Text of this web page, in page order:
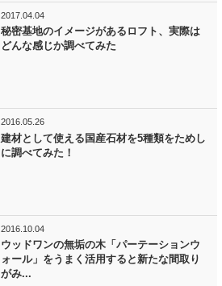
2017.04.04
秘密基地のイメージがあるロフト、実際は
どんな感じか調べてみた
2016.05.26
建材として使える国産石材を5種類をためし
に調べてみた！
2016.10.04
ウッドワンの無垢の木「パーテーションウ
ォール」をうまく活用すると新たな間取り
がみ...